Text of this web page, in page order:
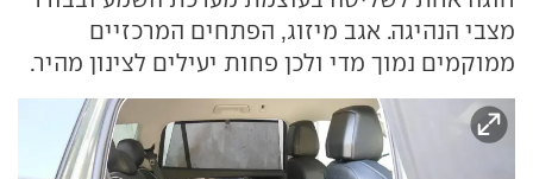
מצבי הנהיגה. אגב מיזוג, הפתחים המרכזיים
ממוקמים נמוך מדי ולכן פחות יעילים לצינון מהיר.